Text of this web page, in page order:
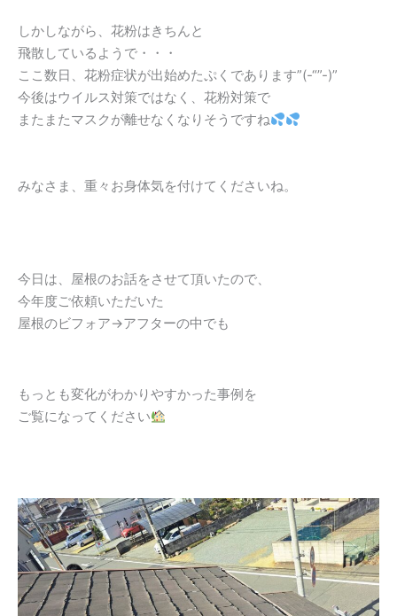
しかしながら、花粉はきちんと
飛散しているようで・・・
ここ数日、花粉症状が出始めたぷくであります”(-“”-)”
今後はウイルス対策ではなく、花粉対策で
またまたマスクが離せなくなりそうですね
みなさま、重々お身体気を付けてくださいね。
今日は、屋根のお話をさせて頂いたので、
今年度ご依頼いただいた
屋根のビフォア→アフターの中でも
もっとも変化がわかりやすかった事例を
ご覧になってください